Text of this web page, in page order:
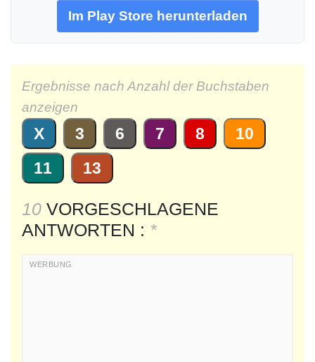
Im Play Store herunterladen
Ergebnisse nach Anzahl der Buchstaben
anzeigen
X 3 6 7 8
10
11
13
10 VORGESCHLAGENE
ANTWORTEN : *